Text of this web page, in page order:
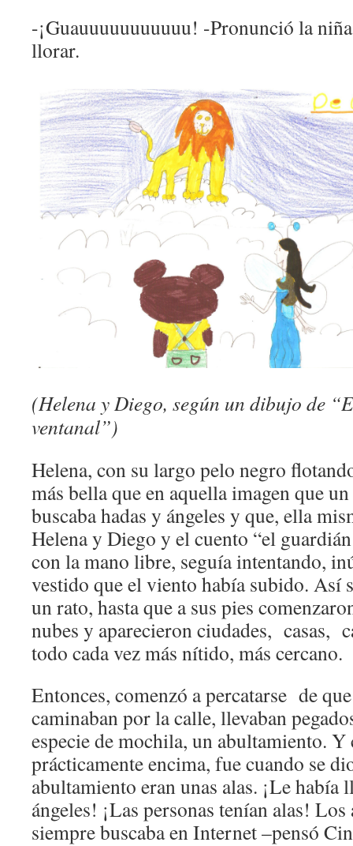
-¡Guauuuuuuuuuuu! -Pronunció la
llorar.
(Helena y Diego, según un dibujo de
ventanal”)
Helena, con su largo pelo negro
más bella que en aquella imagen que
buscaba hadas y ángeles y que, ella
Helena y Diego y el cuento “el
con la mano libre, seguía intentando,
vestido que el viento había subido. Así
un rato, hasta que a sus pies
nubes y aparecieron ciudades, casas,
todo cada vez más nítido, más cercano.
Entonces, comenzó a percatarse de
caminaban por la calle, llevaban
especie de mochila, un abultamiento. Y
prácticamente encima, fue cuando se
abultamiento eran unas alas. ¡Le había
ángeles! ¡Las personas tenían alas! Los
siempre buscaba en Internet –pensó